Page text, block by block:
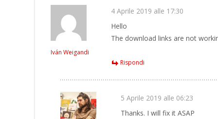
Iván Weigandi
4 Aprile 2019 alle 17:30
Hello
The download links are not
Rispondi
5 Aprile 2019 alle 06:23
Thanks. I will fix it ASAP